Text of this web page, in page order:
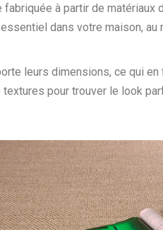
fabriquée à partir de matériaux
dans votre maison, au
leurs dimensions, ce qui en
pour trouver le look